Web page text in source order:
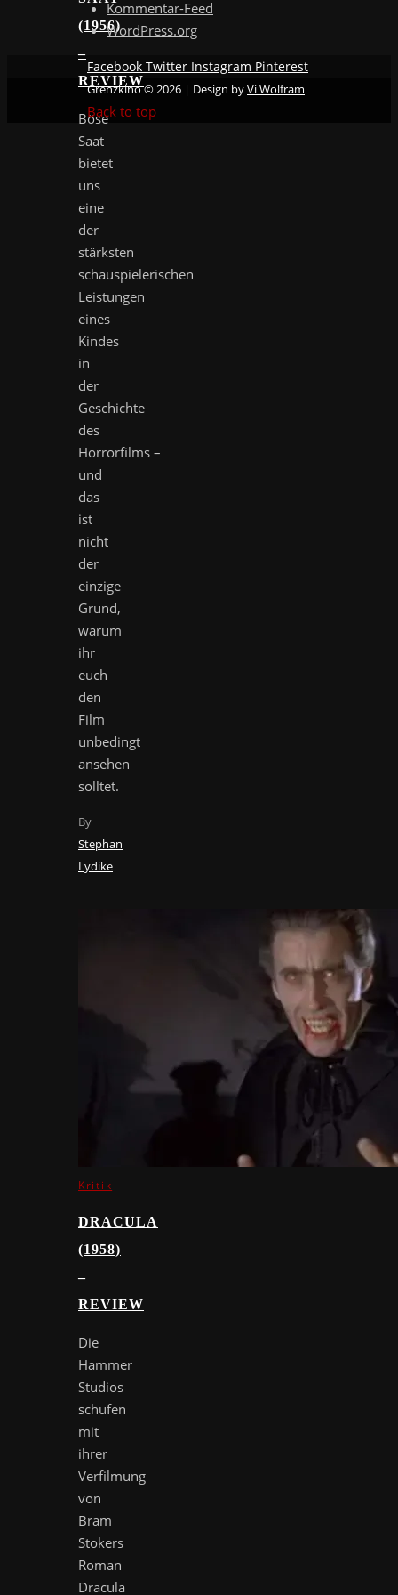
(1956)
–
REVIEW
Böse
Saat
bietet
uns
eine
der
stärksten
schauspielerischen
Leistungen
eines
Kindes
in
der
Geschichte
des
Horrorfilms –
und
das
ist
nicht
der
einzige
Grund,
warum
ihr
euch
den
Film
unbedingt
ansehen
solltet.
By
Stephan
Lydike
Kritik
DRACULA
(1958)
–
REVIEW
Die
Hammer
Studios
schufen
mit
ihrer
Verfilmung
von
Bram
Stokers
Roman
Dracula
Kommentar-Feed
WordPress.org
Facebook Twitter Instagram Pinterest
Grenzkino © 2026 | Design byVi Wolfram
Back to top